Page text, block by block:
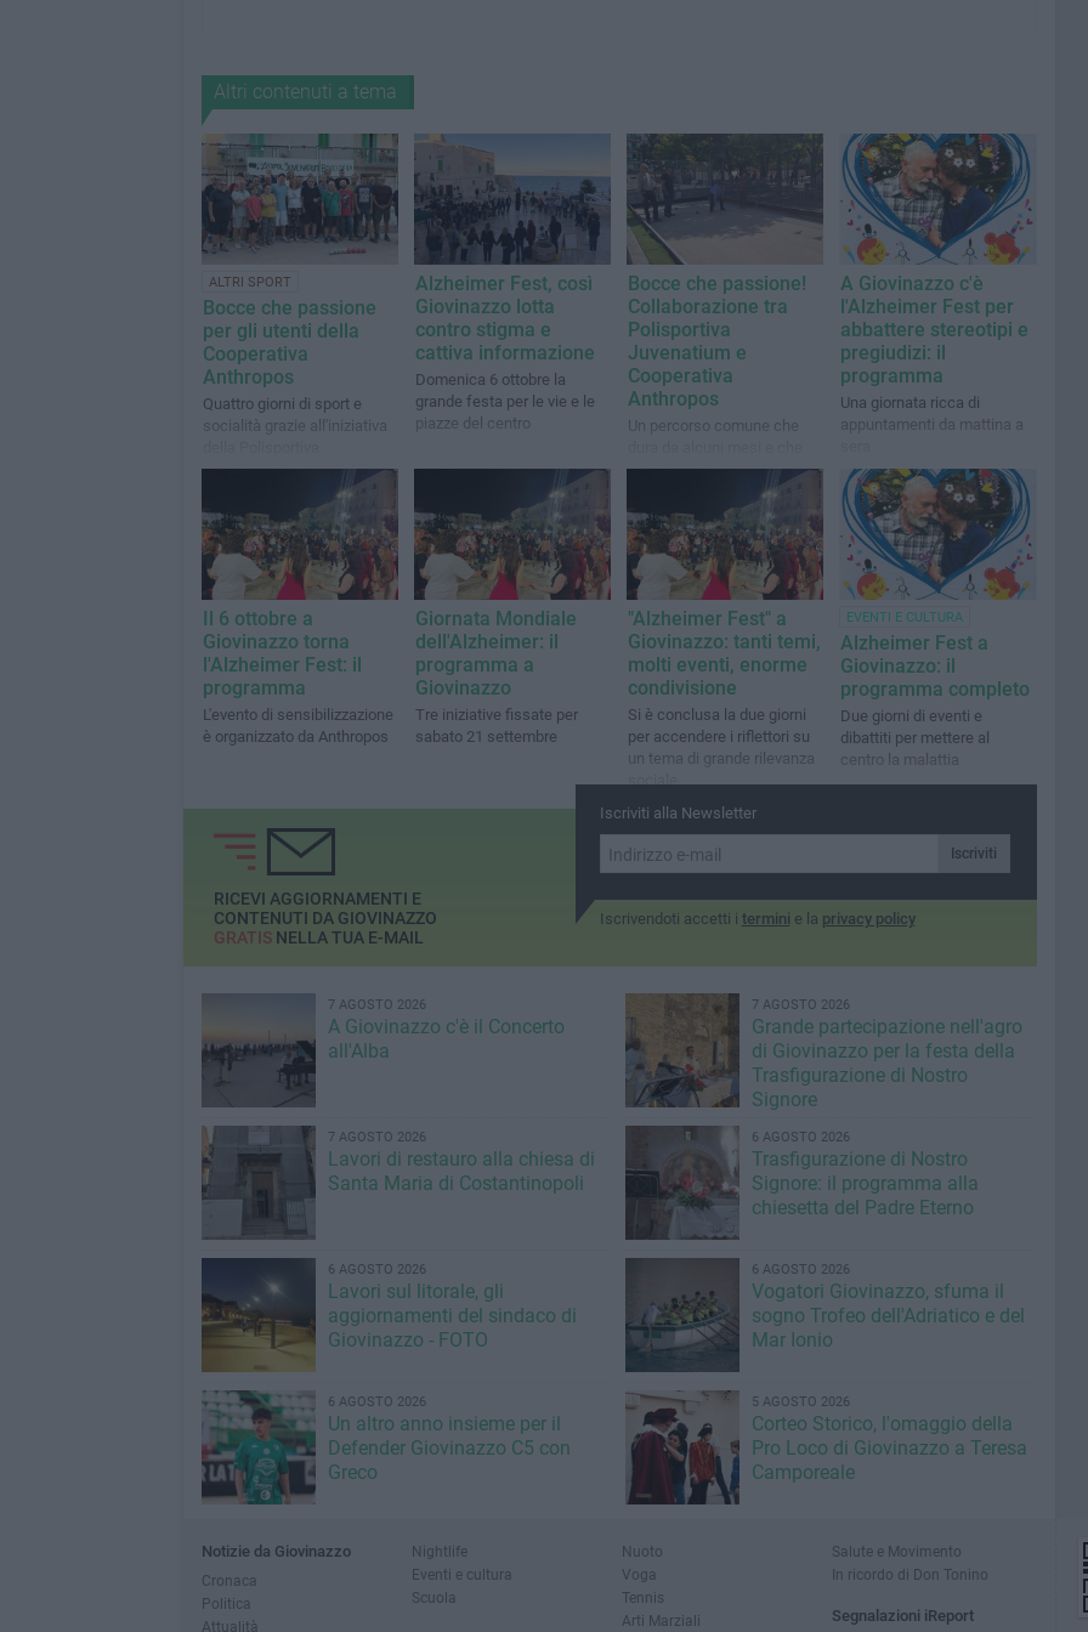
Altri contenuti a tema
ALTRI SPORT
Bocce che passione
per gli utenti della
Cooperativa
Anthropos
Quattro giorni di sport e
socialità grazie all'iniziativa
Juvenatium
Alzheimer Fest, così
Giovinazzo lotta
contro stigma e
cattiva informazione
Domenica 6 ottobre la
grande festa per le vie e le
piazze del centro
Bocce che passione!
Collaborazione tra
Polisportiva
Juvenatium e
Cooperativa
Anthropos
Un percorso comune che
potrebbe interessare anche
A Giovinazzo c'è
l'Alzheimer Fest per
abbattere stereotipi e
pregiudizi: il
programma
Una giornata ricca di
appuntamenti da mattina a
Il 6 ottobre a
Giovinazzo torna
l'Alzheimer Fest: il
programma
L'evento di sensibilizzazione
è organizzato da Anthropos
Giornata Mondiale
dell'Alzheimer: il
programma a
Giovinazzo
Tre iniziative fissate per
sabato 21 settembre
"Alzheimer Fest" a
Giovinazzo: tanti temi,
molti eventi, enorme
condivisione
Si è conclusa la due giorni
per accendere i riflettori su
un tema di grande rilevanza
sociale
EVENTI E CULTURA
Alzheimer Fest a
Giovinazzo: il
programma completo
Due giorni di eventi e
dibattiti per mettere al
centro la malattia
Iscriviti alla Newsletter
Iscriviti
Iscrivendoti accetti i termini e la privacy policy
RICEVI AGGIORNAMENTI E
CONTENUTI DA GIOVINAZZO
GRATISNELLA TUA E-MAIL
7 AGOSTO 2026
A Giovinazzo c'è il Concerto
all'Alba
7 AGOSTO 2026
Grande partecipazione nell'agro
di Giovinazzo per la festa della
Trasfigurazione di Nostro
Signore
7 AGOSTO 2026
Lavori di restauro alla chiesa di
Santa Maria di Costantinopoli
6 AGOSTO 2026
Trasfigurazione di Nostro
Signore: il programma alla
chiesetta del Padre Eterno
6 AGOSTO 2026
Lavori sul litorale, gli
aggiornamenti del sindaco di
Giovinazzo - FOTO
6 AGOSTO 2026
Vogatori Giovinazzo, sfuma il
sogno Trofeo dell'Adriatico e del
Mar Ionio
6 AGOSTO 2026
Un altro anno insieme per il
Defender Giovinazzo C5 con
Greco
5 AGOSTO 2026
Corteo Storico, l'omaggio della
Pro Loco di Giovinazzo a Teresa
Camporeale
Notizie da Giovinazzo
Cronaca
Politica
Attualità
Nightlife
Eventi e cultura
Scuola
Nuoto
Voga
Tennis
Arti Marziali
Salute e Movimento
In ricordo di Don Tonino
Segnalazioni iReport